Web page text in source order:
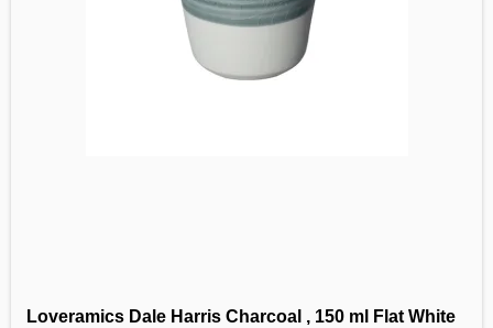
Loveramics Dale Harris Charcoal , 150 ml Flat White